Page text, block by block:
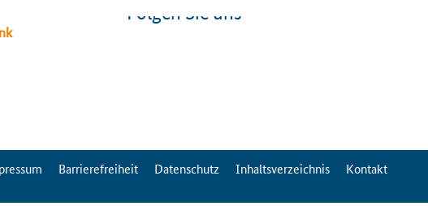
Folgen Sie uns
Barrierefreiheit Datenschutz Inhaltsverzeichnis Kontakt